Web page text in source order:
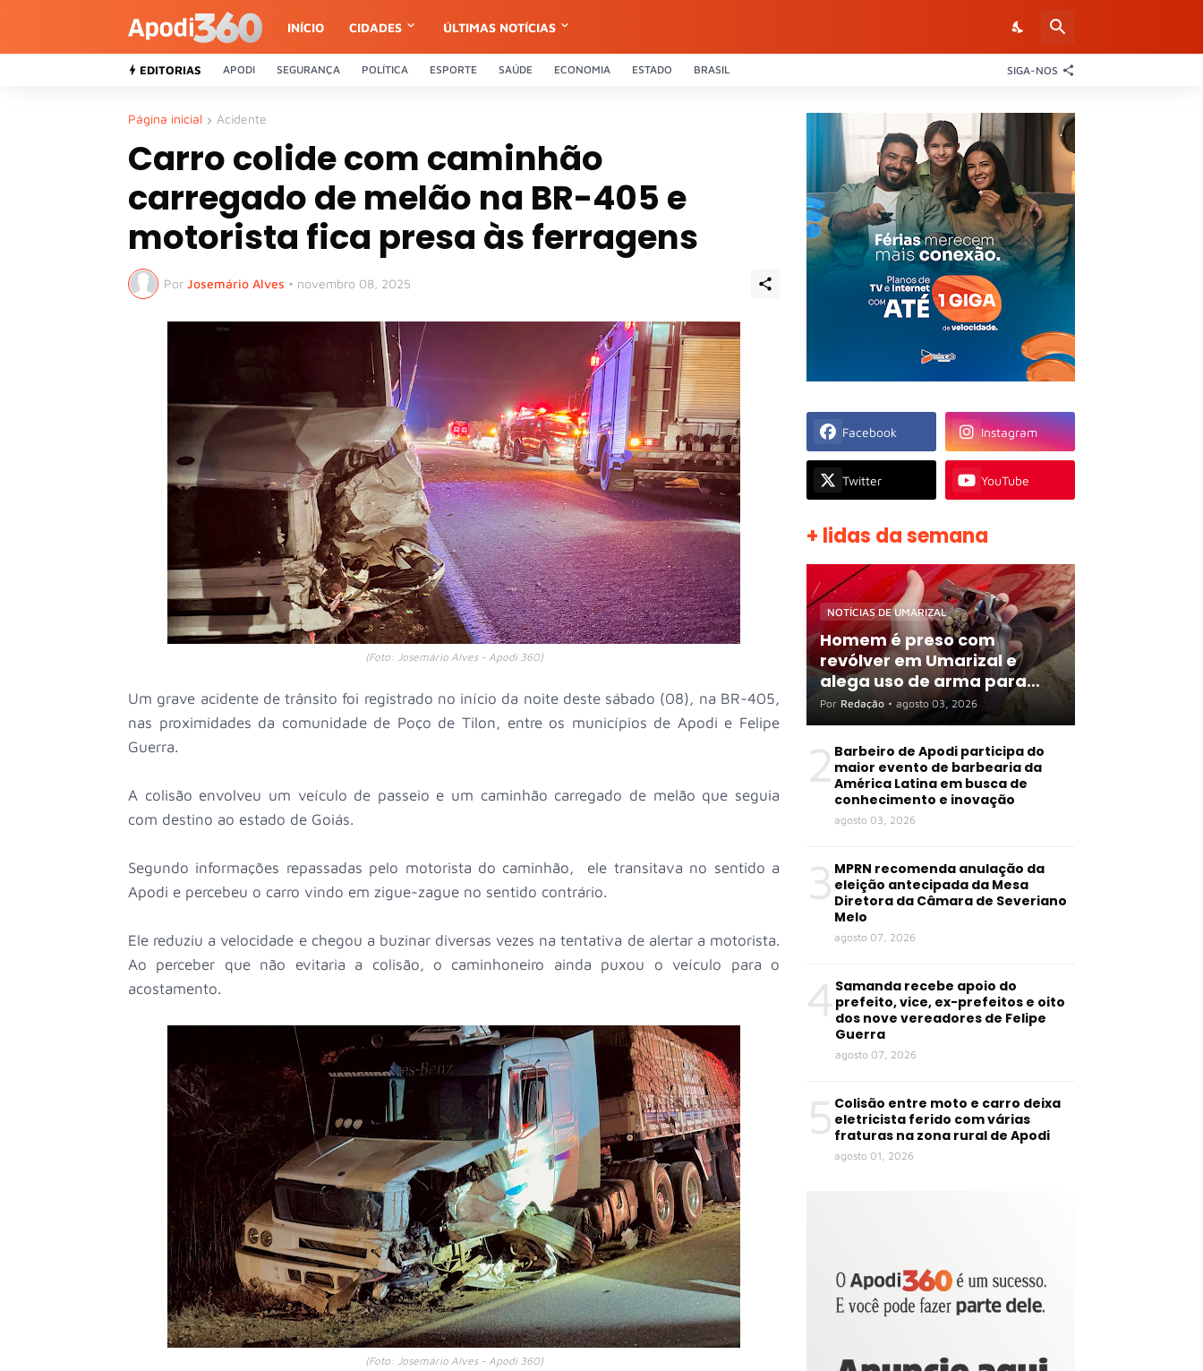
INÍCIO CIDADES ÚLTIMAS NOTÍCIAS
EDITORIAS APODI SEGURANÇA POLÍTICA ESPORTE SAÚDE ECONOMIA ESTADO BRASIL SIGA-NOS
Página inicial Acidente
Carro colide com caminhão
carregado de melão na BR-405 e
motorista fica presa às ferragens
Por Josemário Alves • novembro 08, 2025
(Foto: Josemário Alves - Apodi 360)
Um grave acidente de trânsito foi registrado no início da noite deste sábado (08), na BR-405,
nas proximidades da comunidade de Poço de Tilon, entre os municípios de Apodi e Felipe
Guerra.
A colisão envolveu um veículo de passeio e um caminhão carregado de melão que seguia
com destino ao estado de Goiás.
Segundo informações repassadas pelo motorista do caminhão, ele transitava no sentido a
Apodi e percebeu o carro vindo em zigue-zague no sentido contrário.
Ele reduziu a velocidade e chegou a buzinar diversas vezes na tentativa de alertar a motorista.
Ao perceber que não evitaria a colisão, o caminhoneiro ainda puxou o veículo para o
acostamento.
(Foto: Josemário Alves - Apodi 360)
Facebook Instagram
Twitter YouTube
+ lidas da semana
NOTÍCIAS DE UMARIZAL
Homem é preso com
revólver em Umarizal e
alega uso de arma para
proteger R$ 3 mil em
espécie
Por Redação • agosto 03, 2026
2 Barbeiro de Apodi participa do
maior evento de barbearia da
América Latina em busca de
conhecimento e inovação
agosto 03, 2026
3 MPRN recomenda anulação da
eleição antecipada da Mesa
Diretora da Câmara de Severiano
Melo
agosto 07, 2026
4 Samanda recebe apoio do
prefeito, vice, ex-prefeitos e oito
dos nove vereadores de Felipe
Guerra
agosto 07, 2026
5 Colisão entre moto e carro deixa
eletricista ferido com várias
fraturas na zona rural de Apodi
agosto 01, 2026